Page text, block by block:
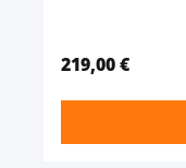
219,00 €